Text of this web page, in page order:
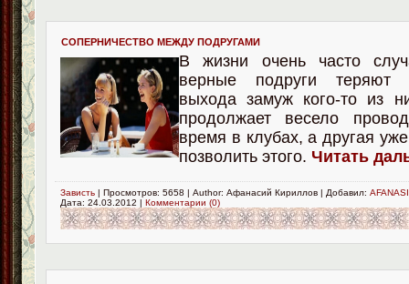
СОПЕРНИЧЕСТВО МЕЖДУ ПОДРУГАМИ
В жизни очень часто
верные подруги теряют
выхода замуж кого-то из
продолжает весело
время в клубах, а другая
позволить этого. Читать
Зависть | Просмотров: 5658 | Author: Афанасий Кириллов | Добавил:
Дата: 24.03.2012 | Комментарии (0)